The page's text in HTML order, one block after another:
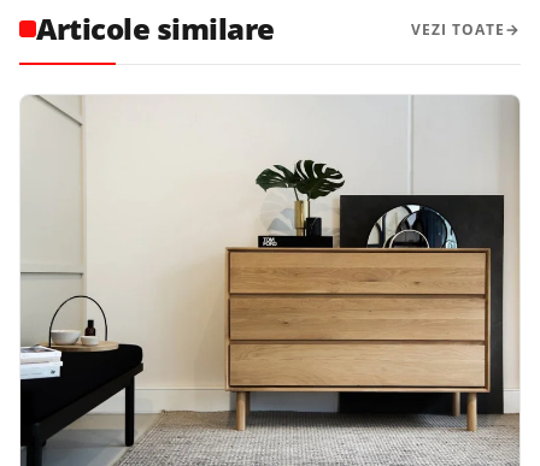
Articole similare VEZI TOATE